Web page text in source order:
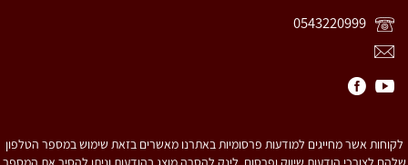
לקוחות אשר מחייגים למודעות פרסומיות באתרנו מאשרים בזאת שימוש במספר הטלפון